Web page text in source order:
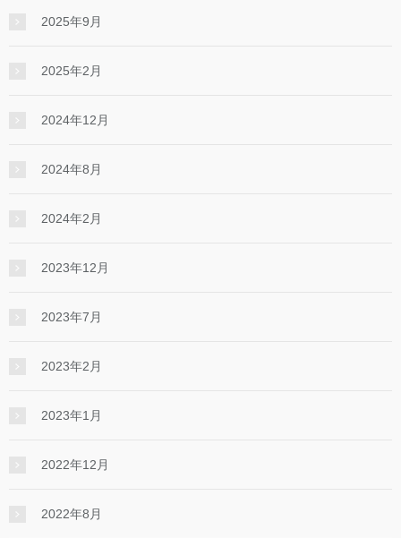
2025年9月
2025年2月
2024年12月
2024年8月
2024年2月
2023年12月
2023年7月
2023年2月
2023年1月
2022年12月
2022年8月